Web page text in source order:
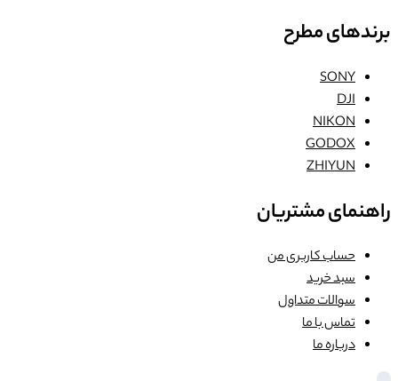
برندهای مطرح
SONY
DJI
NIKON
GODOX
ZHIYUN
راهنمای مشتریان
حساب کاربری من
سبد خرید
سوالات متداول
تماس با ما
درباره ما